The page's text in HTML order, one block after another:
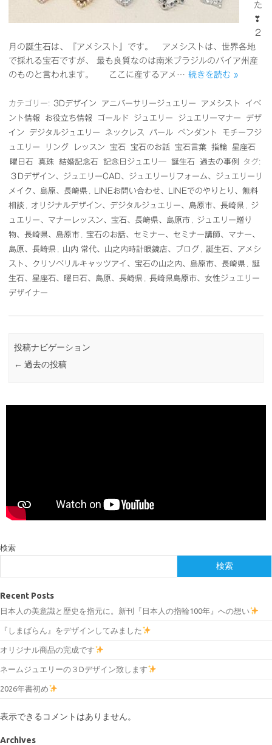
た
❣
２
月の誕生石は、『アメシスト』です。 アメシストは、世界各地
で採れる宝石ですが、 最も良質なのは南米ブラジルのバイア州産
のものと言われます。 ここに産するアメ… 続きを読む »
カテゴリー: 3Dデザイン アニバーサリージュエリー アメシスト
イベ
ント情報
お役立ち情報 ゴールド ジュエリー ジュエリーマナー
デザ
イン
デジタルジュエリー ネックレス パール ペンダント
モチーフジ
ュエリー
リング レッスン 宝石 宝石のお話 宝石言葉 指輪
星座石
曜日石
真珠 結婚記念石 記念日ジュエリ― 誕生石 過去の事例
タグ:
３Dデザイン、ジュエリーCAD、ジュエリーリフォーム、ジュエリーリ
メイク、島原、長崎県
LINEお問い合わせ、LINEでのやりとり、無料
相談
オリジナルデザイン、デジタルジュエリー、島原市、長崎県
ジ
ュエリー、マナーレッスン、宝石、長崎県、島原市
ジュエリー贈り
物、長崎県、島原市
宝石のお話、セミナー、セミナー講師、マナー、
島原、長崎県
山内 常代、山之内時計眼鏡店、ブログ
誕生石、アメシ
スト、クリソベリルキャッツアイ、宝石の山之内、島原市、長崎県
誕
生石、星座石、曜日石、島原、長崎県
長崎県島原市、女性ジュエリー
デザイナー
投稿ナビゲーション
← 過去の投稿
検索
検索
Recent Posts
日本人の美意識と歴史を指元に。新刊『日本人の指輪100年』への想い
『しまばらん』をデザインしてみました
オリジナル商品の完成です
ネームジュエリーの３Dデザイン致します
2026年書初め
表示できるコメントはありません。
Archives